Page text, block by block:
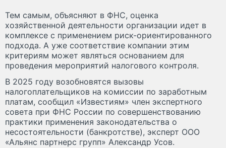
Тем самым, объясняют в ФНС, оценка
хозяйственной деятельности организации идет в
комплексе с применением риск-ориентированного
подхода. А уже соответствие компании этим
критериям может являться основанием для
проведения мероприятий налогового контроля.
В 2025 году возобновятся вызовы
налогоплательщиков на комиссии по заработным
платам, сообщил «Известиям» член экспертного
совета при ФНС России по совершенствованию
практики применения законодательства о
несостоятельности (банкротстве), эксперт ООО
«Альянс партнерc групп» Александр Усов.